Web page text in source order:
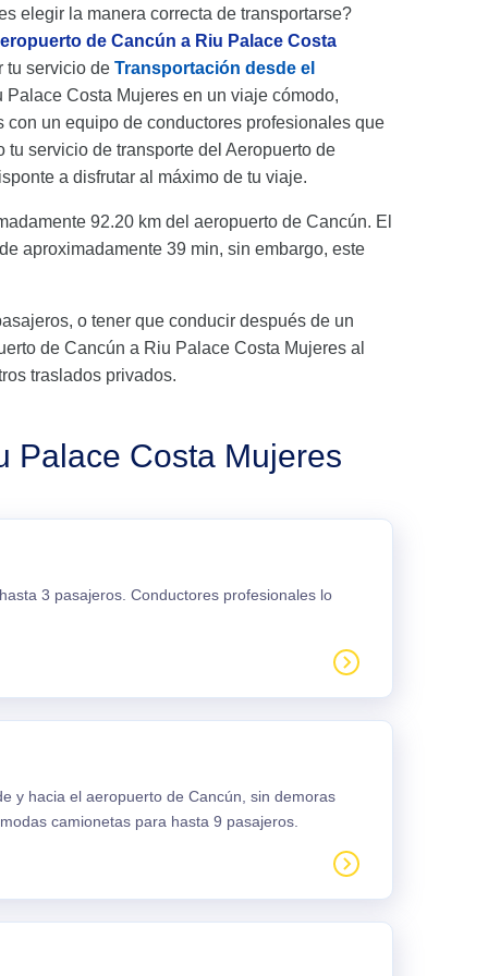
elegir la manera correcta de transportarse?
de Cancún a Riu Palace Costa
tu servicio de Transportación desde el
Costa Mujeres en un viaje cómodo,
un equipo de conductores profesionales que
servicio de transporte del Aeropuerto de
a disfrutar al máximo de tu viaje.
92.20 km del aeropuerto de Cancún. El
aproximadamente 39 min, sin embargo, este
o tener que conducir después de un
de Cancún a Riu Palace Costa Mujeres al
traslados privados.
Palace Costa Mujeres
3 pasajeros. Conductores profesionales lo
y hacia el aeropuerto de Cancún, sin demoras
camionetas para hasta 9 pasajeros.